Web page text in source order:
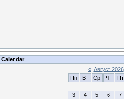
Calendar
« Август 2026
Пн
Вт Ср Чт Пт
3
4 5 6 7